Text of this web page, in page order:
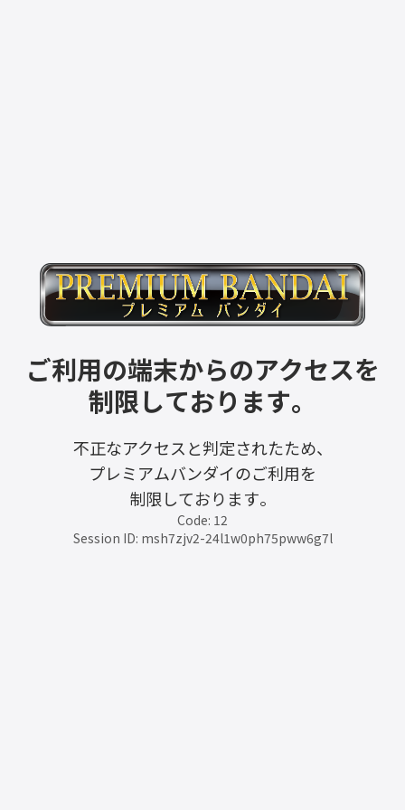
ご利用の端末からのアクセスを
制限しております。
不正なアクセスと判定されたため、
プレミアムバンダイのご利用を
制限しております。
Code: 12
Session ID: msh7zjv2-24l1w0ph75pww6g7l